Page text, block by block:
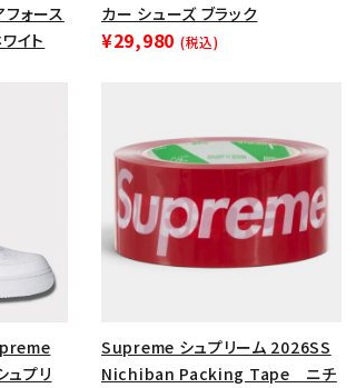
人気ワード
2025AW
2025SS
ブラックスウェット
する
する
フォース
イト
カー シューズ ブラック
¥29,980 (税込)
プリ
Supreme シュプリーム 2026SS
Nichiban Packing Tape ニチ